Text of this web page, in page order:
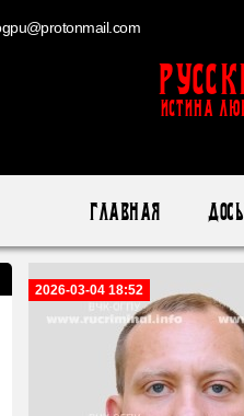
ИСТИНА
Главная
2026-03-04 18:52